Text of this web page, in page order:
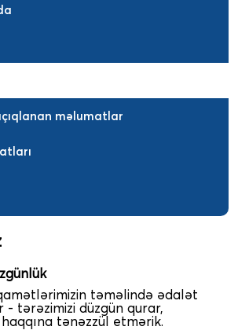
məlumatlar
təməlində ədalət
- tərəzimizi düzgün qurar,
haqqına tənəzzül etmərik.